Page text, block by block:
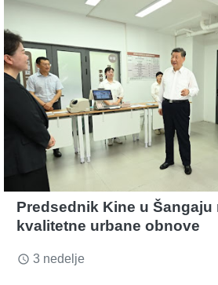
Predsednik Kine u Šangaju
kvalitetne urbane obnove
access_time 3 nedelje